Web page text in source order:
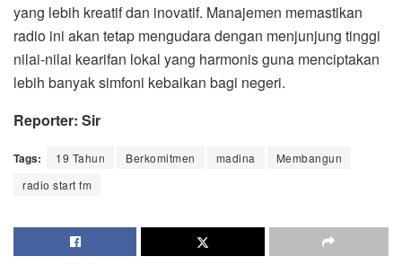
yang lebih kreatif dan inovatif. Manajemen memastikan
radio ini akan tetap mengudara dengan menjunjung tinggi
nilai-nilai kearifan lokal yang harmonis guna menciptakan
lebih banyak simfoni kebaikan bagi negeri.
Reporter: Sir
Tags: 19 Tahun Berkomitmen madina
Membangun
radio start fm